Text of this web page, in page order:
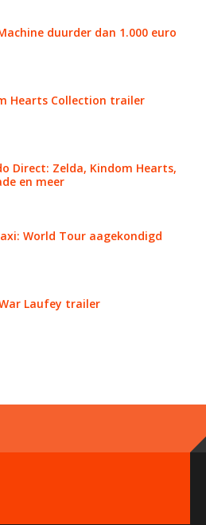
duurder dan 1.000 euro
Hearts Collection trailer
Direct: Zelda, Kindom Hearts,
en meer
World Tour aagekondigd
Laufey trailer